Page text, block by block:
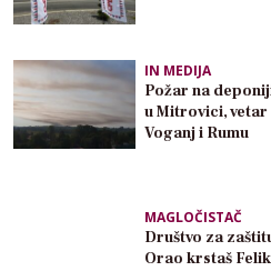
IN MEDIJA
Požar na
u Mitrovici,
Voganj i Rumu
MAGLOČISTAČ
Društvo za
Orao krstaš